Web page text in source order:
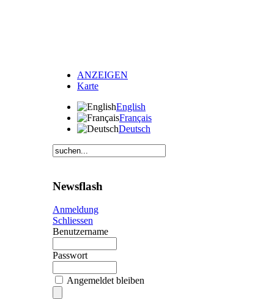
ANZEIGEN
Karte
English
Français
Deutsch
Newsflash
Anmeldung
Schliessen
Benutzername
Passwort
Angemeldet bleiben